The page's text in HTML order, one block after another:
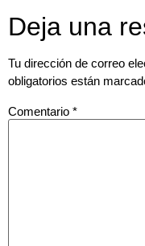
Deja una
Tu dirección de correo
obligatorios están
Comentario *